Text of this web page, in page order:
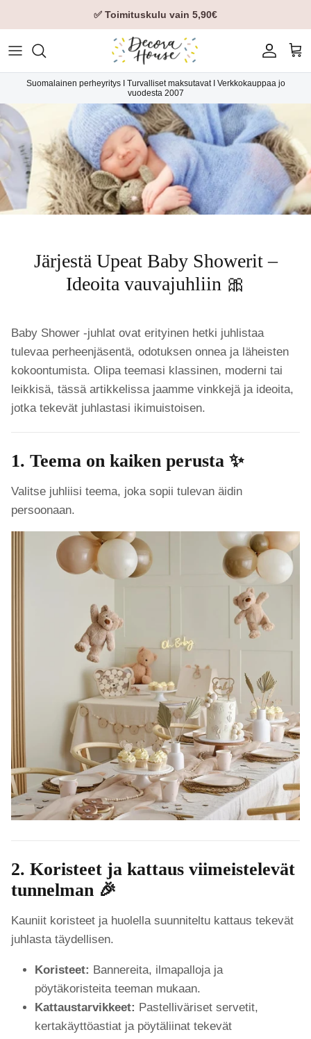
✅ Toimituskulu vain 5,90€
Tili
Suomalainen perheyritys I Turvalliset maksutavat I Verkkokauppaa jo
vuodesta 2007
Järjestä Upeat Baby Showerit –
Ideoita vauvajuhliin 🎀
Baby Shower -juhlat ovat erityinen hetki juhlistaa
tulevaa perheenjäsentä, odotuksen onnea ja läheisten
kokoontumista. Olipa teemasi klassinen, moderni tai
leikkisä, tässä artikkelissa jaamme vinkkejä ja ideoita,
jotka tekevät juhlastasi ikimuistoisen.
1. Teema on kaiken perusta ✨
Valitse juhliisi teema, joka sopii tulevan äidin
persoonaan.
2. Koristeet ja kattaus viimeistelevät
tunnelman 🎉
Kauniit koristeet ja huolella suunniteltu kattaus tekevät
juhlasta täydellisen.
Koristeet: Bannereita, ilmapalloja ja
pöytäkoristeita teeman mukaan.
Kattaustarvikkeet: Pastelliväriset servetit,
kertakäyttöastiat ja pöytäliinat tekevät